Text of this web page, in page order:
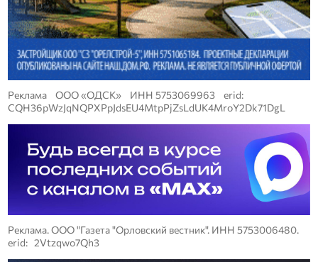
Реклама ООО «ОДСК» ИНН 5753069963 erid:
CQH36pWzJqNQPXPpJdsEU4MtpPjZsLdUK4MroY2Dk71DgL
Реклама. ООО "Газета "Орловский вестник". ИНН 5753006480.
erid: 2Vtzqwo7Qh3